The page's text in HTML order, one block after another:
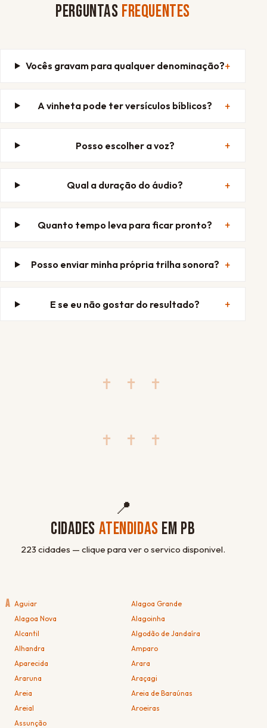
PERGUNTAS FREQUENTES
Vocês gravam para qualquer denominação?
A vinheta pode ter versículos bíblicos?
Posso escolher a voz?
Qual a duração do áudio?
Quanto tempo leva para ficar pronto?
Posso enviar minha própria trilha sonora?
E se eu não gostar do resultado?
✝ ✝ ✝
✝ ✝ ✝
📍
CIDADES ATENDIDAS EM PB
223 cidades — clique para ver o servico disponivel.
A Aguiar
Alagoa Grande
Alagoa Nova
Alagoinha
Alcantil
Algodão de Jandaíra
Alhandra
Amparo
Aparecida
Arara
Araruna
Araçagi
Areia
Areia de Baraúnas
Areial
Aroeiras
Assunção